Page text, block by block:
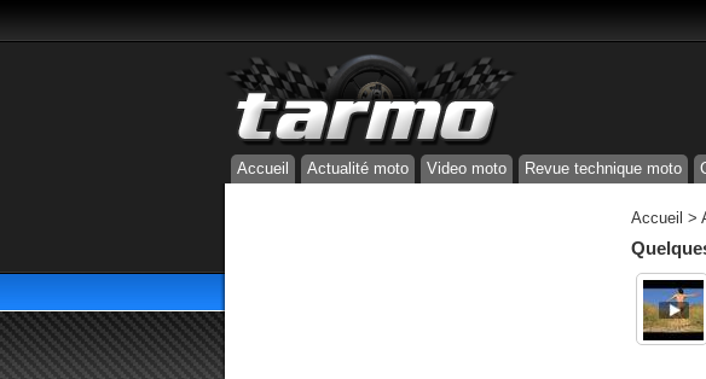
Accueil Actualité moto Video moto Revue technique moto
Accueil >